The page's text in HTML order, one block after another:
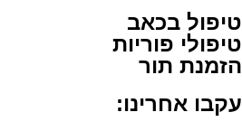
טיפול בכאב
טיפולי פוריות
הזמנת תור
עקבו אחרינו: